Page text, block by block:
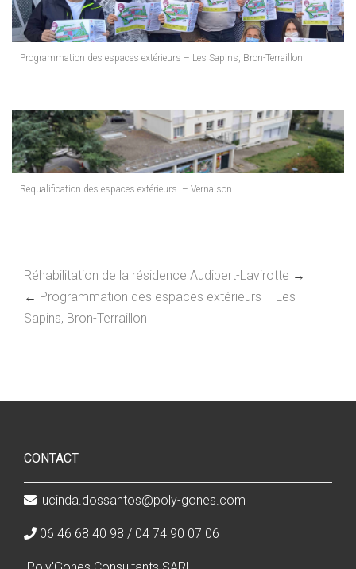
Programmation des espaces extérieurs – Les Sapins, Bron-Terraillon
Requalification des espaces extérieurs – Vernaison
Réhabilitation de la résidence Audibert-Lavirotte →
← Programmation des espaces extérieurs – Les
Sapins, Bron-Terraillon
CONTACT
lucinda.dossantos@poly-gones.com
06 46 68 40 98 / 04 74 90 07 06